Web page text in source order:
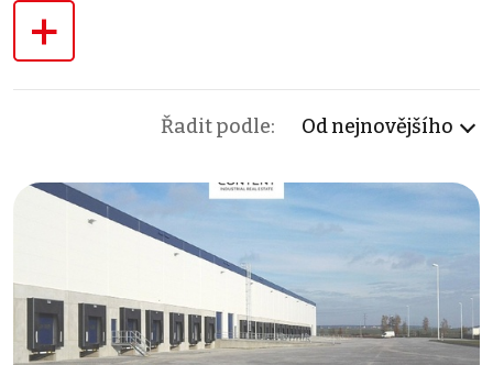
+
Řadit podle: Od nejnovějšího